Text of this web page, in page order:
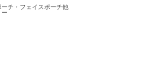
ーチ・フェイスポーチ他
ー